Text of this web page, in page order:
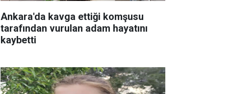
Ankara'da kavga ettiği komşusu
tarafından vurulan adam hayatını
kaybetti